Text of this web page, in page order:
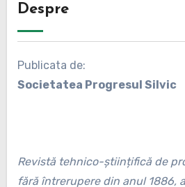
Despre
Publicata de:
Societatea Progresul Silvic
Revistă tehnico-științifică de
fără întrerupere din anul 1886,